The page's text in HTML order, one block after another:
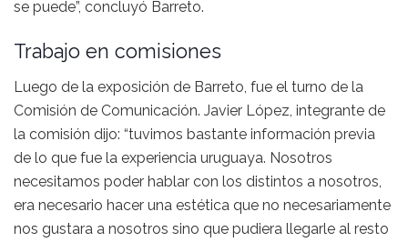
se puede”, concluyó Barreto.
Trabajo en comisiones
Luego de la exposición de Barreto, fue el turno de la
Comisión de Comunicación. Javier López, integrante de
la comisión dijo: “tuvimos bastante información previa
de lo que fue la experiencia uruguaya. Nosotros
necesitamos poder hablar con los distintos a nosotros,
era necesario hacer una estética que no necesariamente
nos gustara a nosotros sino que pudiera llegarle al resto